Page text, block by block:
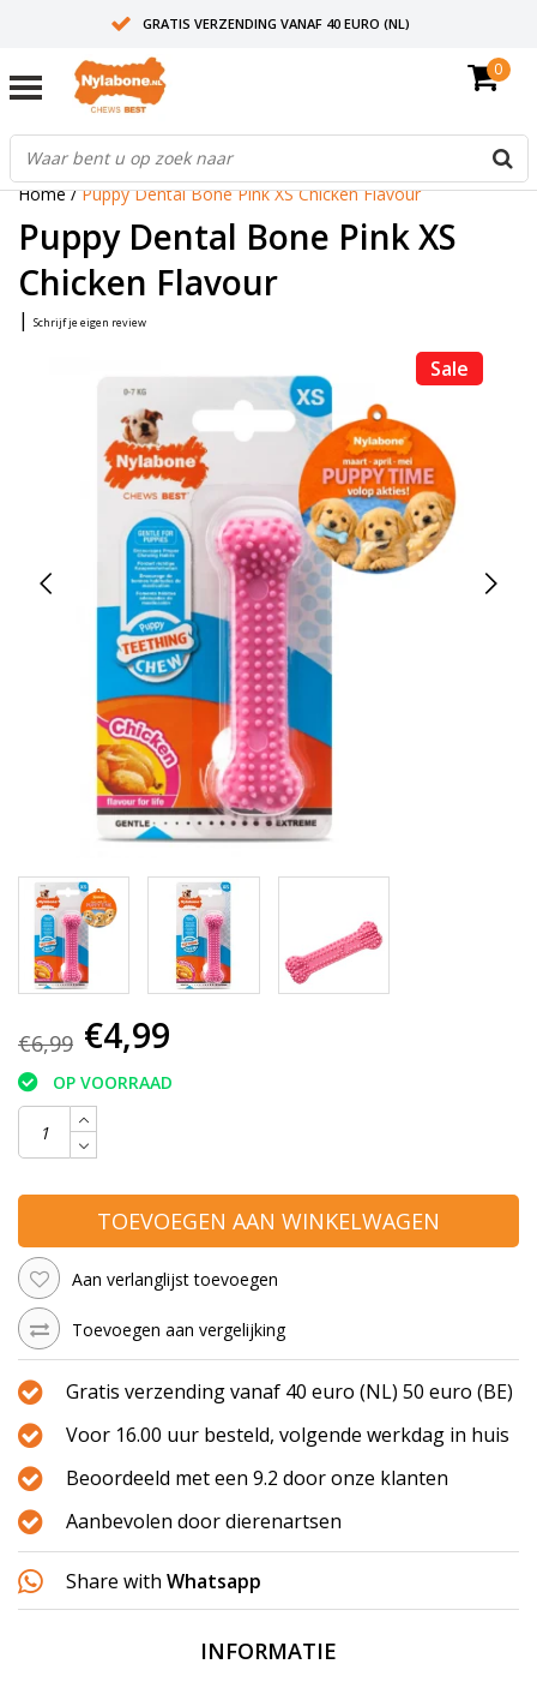
GRATIS VERZENDING VANAF 40 EURO (NL)
0
Home/Puppy Dental Bone Pink XS Chicken Flavour
Puppy Dental Bone Pink XS
Chicken Flavour
| Schrijf je eigen review
Sale
€6,99 €4,99
OP VOORRAAD
TOEVOEGEN AAN WINKELWAGEN
Aan verlanglijst toevoegen
Toevoegen aan vergelijking
Gratis verzending vanaf 40 euro (NL) 50 euro (BE)
Voor 16.00 uur besteld, volgende werkdag in huis
Beoordeeld met een 9.2 door onze klanten
Aanbevolen door dierenartsen
Share with Whatsapp
INFORMATIE